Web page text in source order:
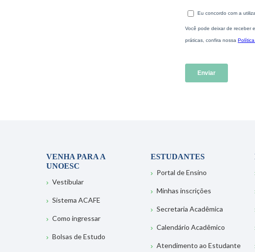
VENHA PARA A
UNOESC
Vestibular
Sistema ACAFE
Como ingressar
Bolsas de Estudo
ESTUDANTES
Portal de Ensino
Minhas inscrições
Secretaria Acadêmica
Calendário Acadêmico
Atendimento ao Estudante